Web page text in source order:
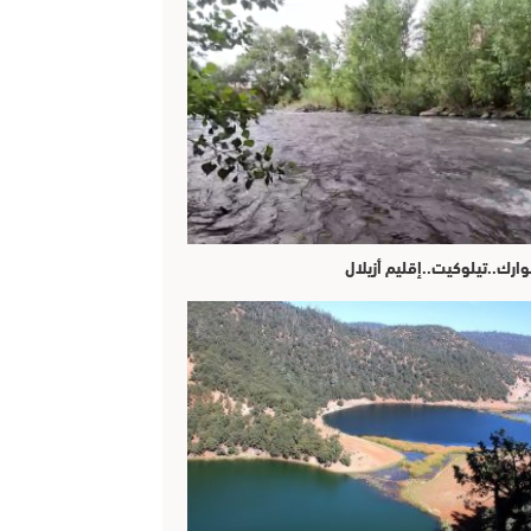
أزيلال